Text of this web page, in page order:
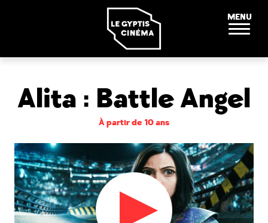
MENU
Alita : Battle Angel
À partir de 10 ans
Panneau de gestion des cookies